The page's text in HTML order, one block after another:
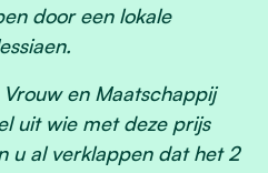
door een lokale
en Maatschappij
uit wie met deze prijs
u al verklappen dat het 2